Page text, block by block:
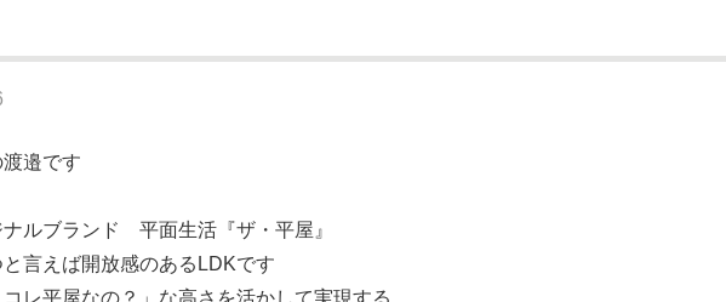
邉です
ルブランド 平面生活『ザ・平屋』
言えば開放感のあるLDKです
レ平屋なの？」な高さを活かして実現する